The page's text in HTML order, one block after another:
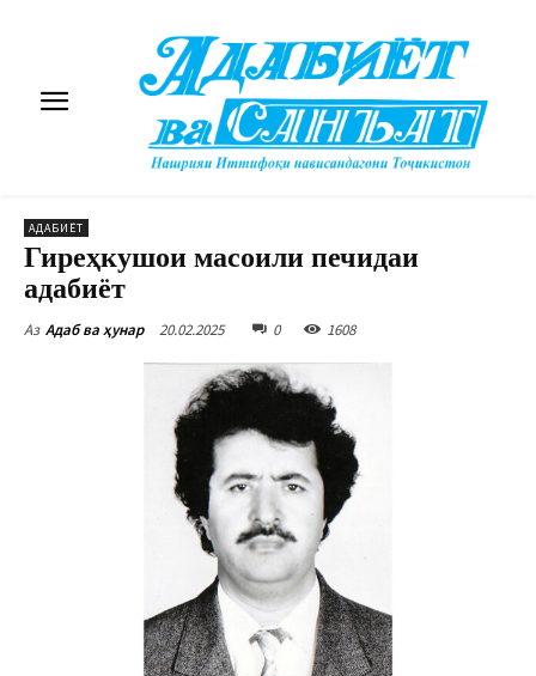
АДАБИЁТ
Гиреҳкушои масоили печидаи
адабиёт
Аз Адаб ва ҳунар 20.02.2025 0 1608